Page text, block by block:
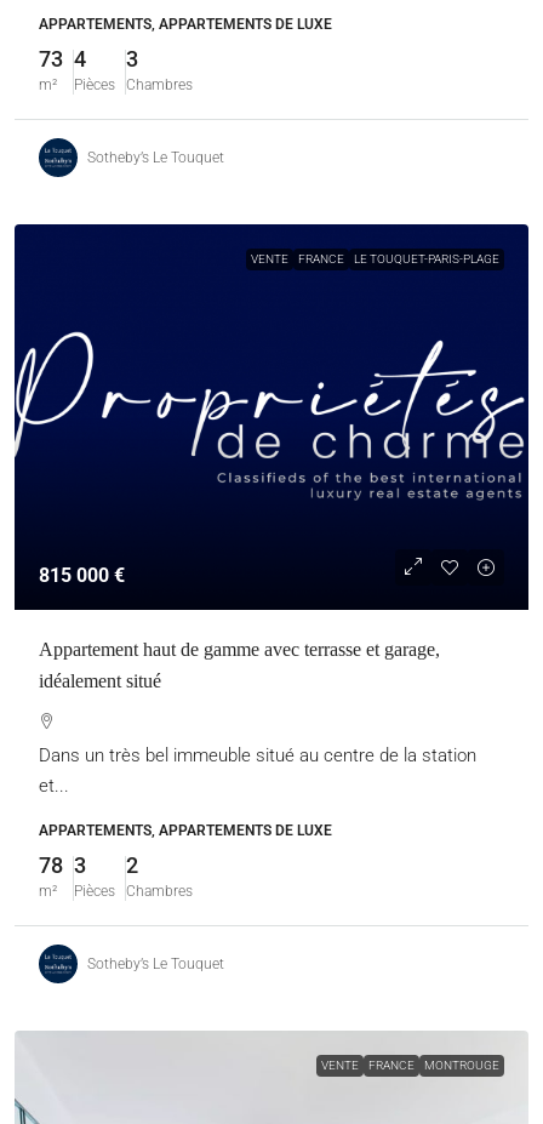
APPARTEMENTS, APPARTEMENTS DE LUXE
73
m²
4
Pièces
3
Chambres
Sotheby’s Le Touquet
VENTE FRANCE LE TOUQUET-PARIS-PLAGE
815 000 €
Appartement haut de gamme avec terrasse et garage,
idéalement situé
Dans un très bel immeuble situé au centre de la station
et...
APPARTEMENTS, APPARTEMENTS DE LUXE
78
m²
3
Pièces
2
Chambres
Sotheby’s Le Touquet
VENTE FRANCE MONTROUGE